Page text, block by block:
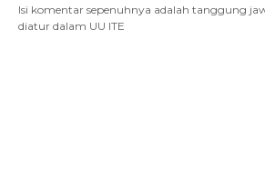
Isi komentar sepenuhnya adalah tanggung
diatur dalam UU ITE